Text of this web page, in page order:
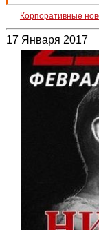
Корпоративные
17 Января 2017